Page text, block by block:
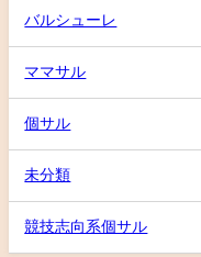
バルシューレ
ママサル
個サル
未分類
競技志向系個サル